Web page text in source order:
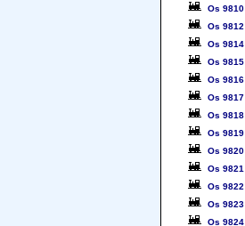
Os 9810
Os 9812
Os 9814
Os 9815
Os 9816
Os 9817
Os 9818
Os 9819
Os 9820
Os 9821
Os 9822
Os 9823
Os 9824